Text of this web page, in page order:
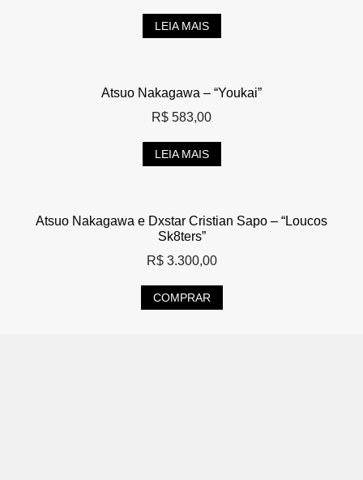
LEIA MAIS
Atsuo Nakagawa – “Youkai”
R$ 583,00
LEIA MAIS
Atsuo Nakagawa e Dxstar Cristian Sapo – “Loucos
Sk8ters”
R$3.300,00
COMPRAR